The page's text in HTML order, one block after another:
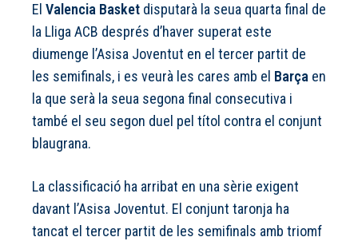
El Valencia Basket disputarà la seua quarta final de
la Lliga ACB després d’haver superat este
diumenge l’Asisa Joventut en el tercer partit de
les semifinals, i es veurà les cares amb el Barça en
la que serà la seua segona final consecutiva i
també el seu segon duel pel títol contra el conjunt
blaugrana.
La classificació ha arribat en una sèrie exigent
davant l’Asisa Joventut. El conjunt taronja ha
tancat el tercer partit de les semifinals amb triomf